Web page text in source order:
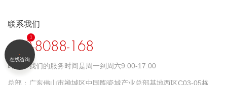
联系我们
400-8088-168
时间：我们的服务时间是周一到周六9:00-17:00
总部： 广东佛山市禅城区中国陶瓷城产业总部基地西区C03-05栋
在线咨询